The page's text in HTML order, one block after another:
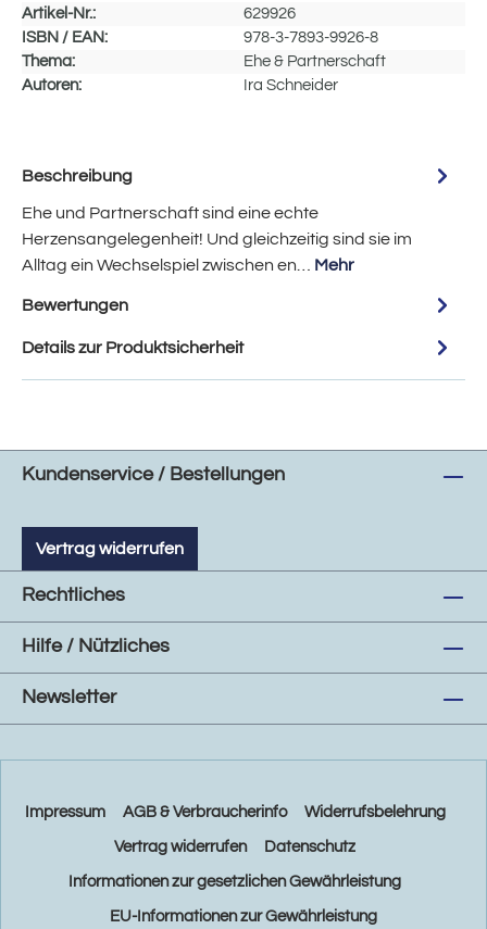
Artikel-Nr.:
629926
ISBN / EAN:
978-3-7893-9926-8
Thema:
Ehe & Partnerschaft
Autoren:
Ira Schneider
Beschreibung
Ehe und Partnerschaft sind eine echte
Herzensangelegenheit! Und gleichzeitig sind sie im
Alltag ein Wechselspiel zwischen en… Mehr
Bewertungen
Details zur Produktsicherheit
Kundenservice / Bestellungen
Vertrag widerrufen
Rechtliches
Hilfe / Nützliches
Newsletter
Impressum AGB & Verbraucherinfo Widerrufsbelehrung
Vertrag widerrufen Datenschutz
Informationen zur gesetzlichen Gewährleistung
EU-Informationen zur Gewährleistung